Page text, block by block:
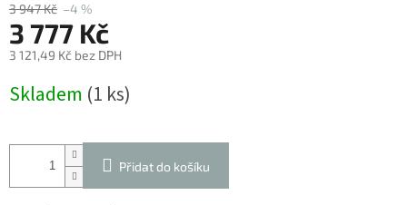
3 947 Kč –4 %
3 777 Kč
3 121,49 Kč bez DPH
cena:
Skladem (1 ks)
Přidat do košíku